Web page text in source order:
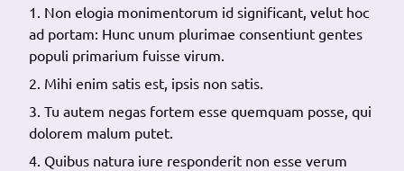
Non elogia monimentorum id significant, velut hoc
ad portam: Hunc unum plurimae consentiunt gentes
populi primarium fuisse virum.
Mihi enim satis est, ipsis non satis.
Tu autem negas fortem esse quemquam posse, qui
dolorem malum putet.
Quibus natura iure responderit non esse verum